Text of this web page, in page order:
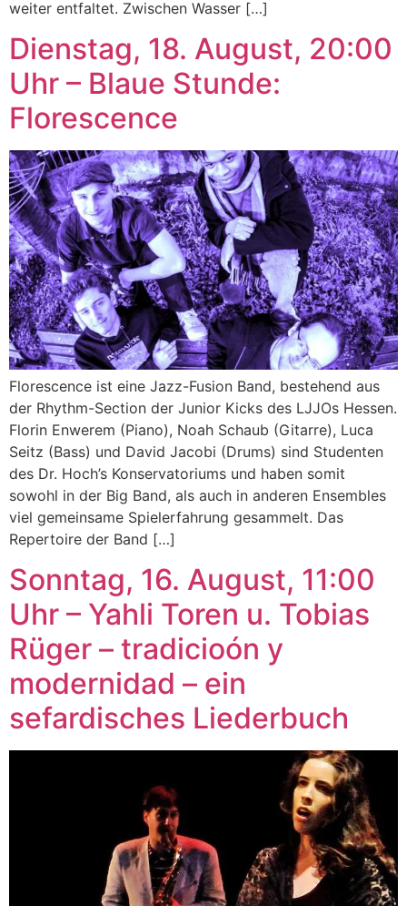
weiter entfaltet. Zwischen Wasser […]
Dienstag, 18. August, 20:00
Uhr – Blaue Stunde:
Florescence
Florescence ist eine Jazz-Fusion Band, bestehend aus
der Rhythm-Section der Junior Kicks des LJJOs Hessen.
Florin Enwerem (Piano), Noah Schaub (Gitarre), Luca
Seitz (Bass) und David Jacobi (Drums) sind Studenten
des Dr. Hoch’s Konservatoriums und haben somit
sowohl in der Big Band, als auch in anderen Ensembles
viel gemeinsame Spielerfahrung gesammelt. Das
Repertoire der Band […]
Sonntag, 16. August, 11:00
Uhr – Yahli Toren u. Tobias
Rüger – tradicioón y
modernidad – ein
sefardisches Liederbuch